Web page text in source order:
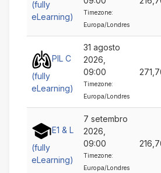
(fully
eLearning)
Timezone:
Europa/Londres
PIL C
(fully
eLearning)
31 agosto
2026,
09:00
Timezone:
Europa/Londres
E1 & L
(fully
eLearning)
7 setembro
2026,
09:00
Timezone:
Europa/Londres